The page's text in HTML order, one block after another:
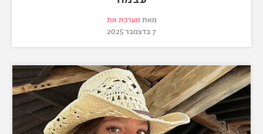
מאת מערכת את
7 בדצמבר 2025